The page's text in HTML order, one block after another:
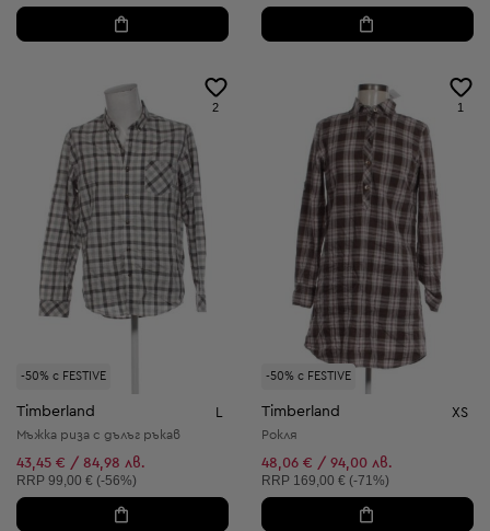
-50% с FESTIVE
2
Timberland
Мъжка риза с дълъг ръкав
43,45 € / 84,98 лв.
Препоръчителна цена:
RRP 99,00 € (-56%)
-50% с FESTIVE
1
Timberland XS
Рокля
48,06 € / 94,00 лв.
Препоръчителна цена:
RRP 169,00 € (-71%)